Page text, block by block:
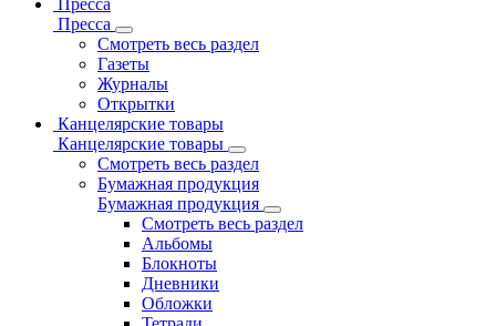
Пресса
Пресса
Смотреть весь раздел
Газеты
Журналы
Открытки
Канцелярские товары
Канцелярские товары
Смотреть весь раздел
Бумажная продукция
Бумажная продукция
Смотреть весь раздел
Альбомы
Блокноты
Дневники
Обложки